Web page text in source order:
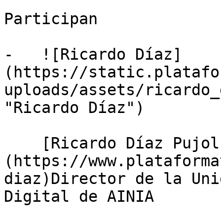
Participan
-   ![Ricardo Díaz]
(https://
uploads/assets/
"Ricardo Díaz")
(https://
diaz)Director de la
Digital de AINIA